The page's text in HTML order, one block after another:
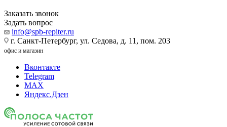
Заказать звонок
Задать вопрос
info@spb-repiter.ru
г. Санкт-Петербург, ул. Седова, д. 11, пом. 203
офис и магазин
Вконтакте
Telegram
MAX
Яндекс.Дзен